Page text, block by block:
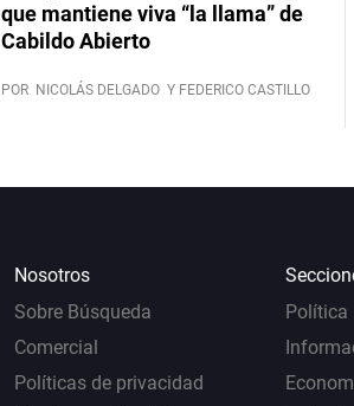
que mantiene viva “la llama” de
Cabildo Abierto
POR NICOLÁS DELGADO Y FEDERICO CASTILLO
Nosotros
Sobre Búsqueda
Comercial
Políticas de privacidad
Política